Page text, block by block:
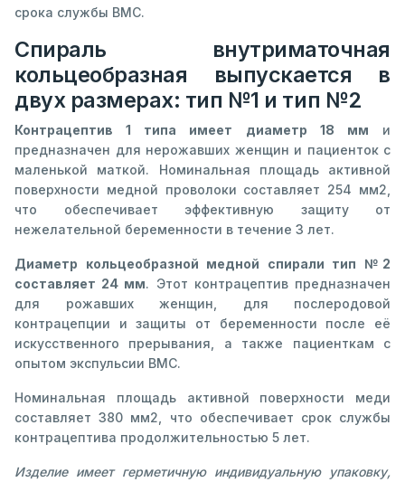
срока службы ВМС.
Спираль внутриматочная
кольцеобразная выпускается в
двух размерах: тип №1 и тип №2
Контрацептив 1 типа имеет диаметр 18 мм и
предназначен для нерожавших женщин и пациенток с
маленькой маткой. Номинальная площадь активной
поверхности медной проволоки составляет 254 мм2,
что обеспечивает эффективную защиту от
нежелательной беременности в течение 3 лет.
Диаметр кольцеобразной медной спирали тип №2
составляет 24 мм. Этот контрацептив предназначен
для рожавших женщин, для послеродовой
контрацепции и защиты от беременности после её
искусственного прерывания, а также пациенткам с
опытом экспульсии ВМС.
Номинальная площадь активной поверхности меди
составляет 380 мм2, что обеспечивает срок службы
контрацептива продолжительностью 5 лет.
Изделие имеет герметичную индивидуальную упаковку,